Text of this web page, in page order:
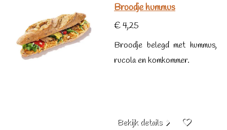
Broodje hummus
€ 4,25
Broodje belegd met hummus,
rucola en komkommer.
Bekijk details